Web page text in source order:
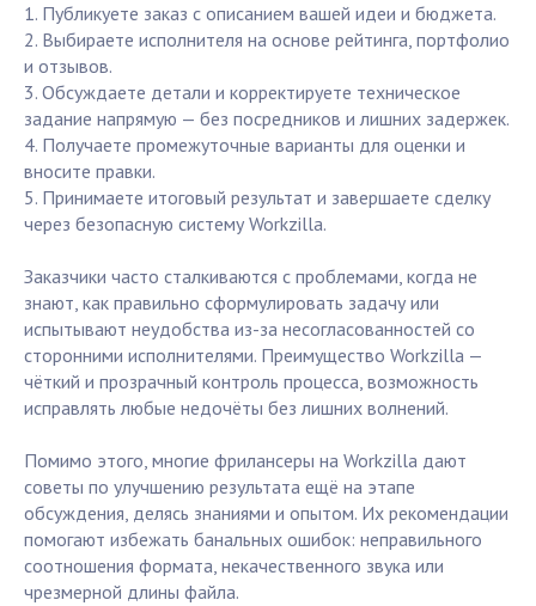
1. Публикуете заказ с описанием вашей идеи и бюджета.
2. Выбираете исполнителя на основе рейтинга, портфолио
и отзывов.
3. Обсуждаете детали и корректируете техническое
задание напрямую — без посредников и лишних задержек.
4. Получаете промежуточные варианты для оценки и
вносите правки.
5. Принимаете итоговый результат и завершаете сделку
через безопасную систему Workzilla.
Заказчики часто сталкиваются с проблемами, когда не
знают, как правильно сформулировать задачу или
испытывают неудобства из-за несогласованностей со
сторонними исполнителями. Преимущество Workzilla —
чёткий и прозрачный контроль процесса, возможность
исправлять любые недочёты без лишних волнений.
Помимо этого, многие фрилансеры на Workzilla дают
советы по улучшению результата ещё на этапе
обсуждения, делясь знаниями и опытом. Их рекомендации
помогают избежать банальных ошибок: неправильного
соотношения формата, некачественного звука или
чрезмерной длины файла.